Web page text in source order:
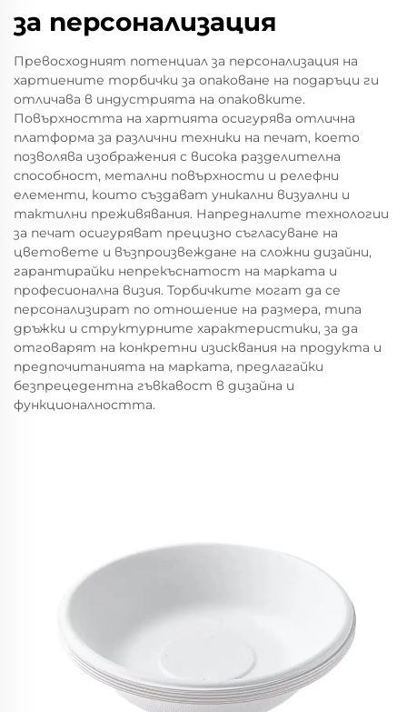
за персонализация
Превосходният потенциал за персонализация на
хартиените торбички за опаковане на подаръци ги
отличава в индустрията на опаковките.
Повърхността на хартията осигурява отлична
платформа за различни техники на печат, което
позволява изображения с висока разделителна
способност, метални повърхности и релефни
елементи, които създават уникални визуални и
тактилни преживявания. Напредналите технологии
за печат осигуряват прецизно съгласуване на
цветовете и възпроизвеждане на сложни дизайни,
гарантирайки непрекъснатост на марката и
професионална визия. Торбичките могат да се
персонализират по отношение на размера, типа
дръжки и структурните характеристики, за да
отговарят на конкретни изисквания на продукта и
предпочитанията на марката, предлагайки
безпрецедентна гъвкавост в дизайнa и
функционалността.